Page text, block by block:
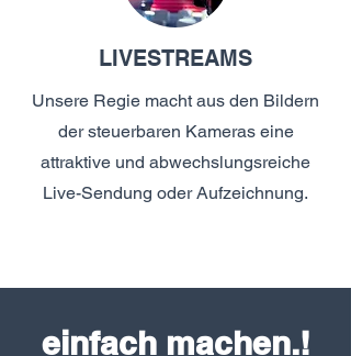
LIVESTREAMS
Unsere Regie macht aus den Bildern
der steuerbaren Kameras eine
attraktive und abwechslungsreiche
Live-Sendung oder Aufzeichnung.
einfach machen.!